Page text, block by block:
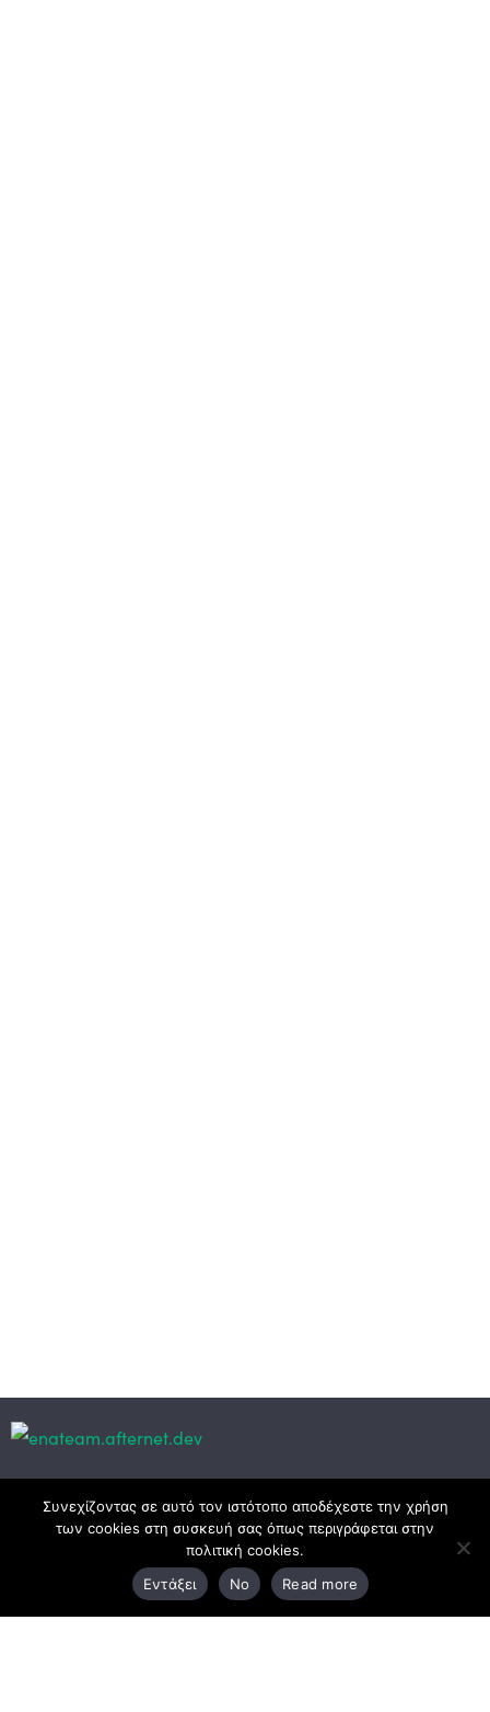
Κεντρικά γραφεία
3ο χλμ. Ε.Ο. Ξάνθης – Καβάλας, 671 00 Ξάνθη
Συνεχίζοντας σε αυτό τον ιστότοπο αποδέχεστε την χρήση
των cookies στη συσκευή σας όπως περιγράφεται στην
πολιτική cookies.
Εντάξει
No Read more